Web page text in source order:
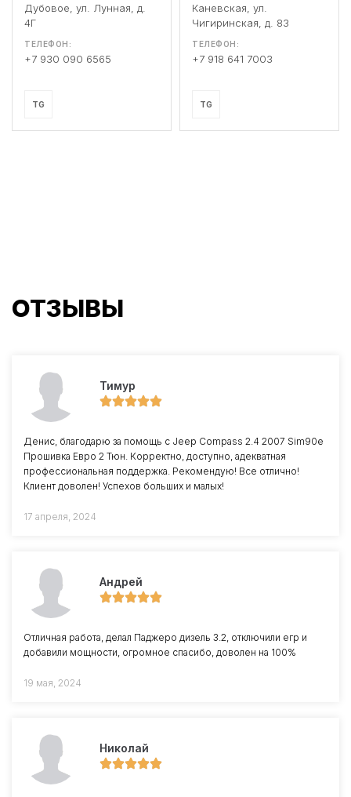
Дубовое, ул. Лунная, д.
4Г
ТЕЛЕФОН:
+7 930 090 6565
TG
Каневская, ул.
Чигиринская, д. 83
ТЕЛЕФОН:
+7 918 641 7003
TG
ОТЗЫВЫ
Тимур
Денис, благодарю за помощь с Jeep Compass 2.4 2007 Sim90e
Прошивка Евро 2 Тюн. Корректно, доступно, адекватная
профессиональная поддержка. Рекомендую! Все отлично!
Клиент доволен! Успехов больших и малых!
17 апреля, 2024
Андрей
Отличная работа, делал Паджеро дизель 3.2, отключили егр и
добавили мощности, огромное спасибо, доволен на 100%
19 мая, 2024
Николай